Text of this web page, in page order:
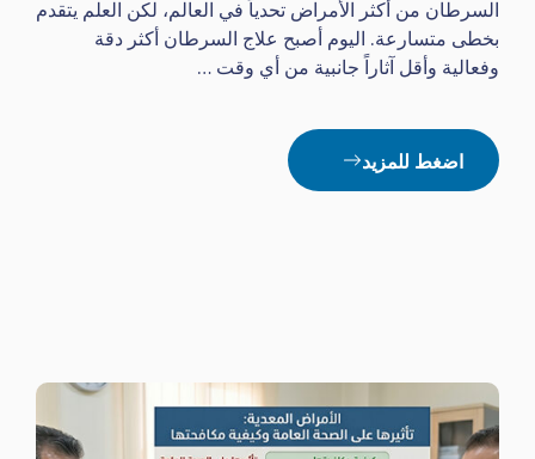
السرطان من أكثر الأمراض تحدياً في العالم، لكن العلم يتقدم
بخطى متسارعة. اليوم أصبح علاج السرطان أكثر دقة
وفعالية وأقل آثاراً جانبية من أي وقت …